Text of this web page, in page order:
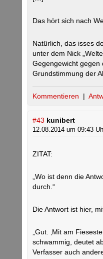
Das hört sich nach
Natürlich, das isses
unter dem Nick
Gegengewicht gegen
Grundstimmung der
Kommentieren |
#43 kunibert
12.08.2014 um 09:43
ZITAT:
„Wo ist denn die
durch.“
Die Antwort ist hier,
„Gut. ‚Mit am
schwammig, deutet
Verfasser auch